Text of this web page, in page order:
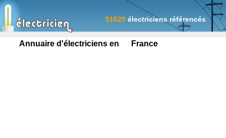
Annuaire d'électriciens en France
51620 électriciens référencés